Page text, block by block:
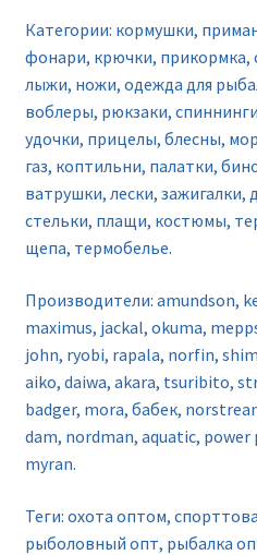
Категории: кормушки,
фонари, крючки, прикормка,
лыжи, ножи, одежда для
воблеры, рюкзаки,
удочки, прицелы, блесны,
газ, коптильни, палатки,
ватрушки, лески,
стельки, плащи, костюмы,
щепа, термобелье.
Производители: amundson,
maximus, jackal, okuma,
john, ryobi, rapala, norfin,
aiko, daiwa, akara, tsuribito,
badger, mora, бабек,
dam, nordman, aquatic,
myran.
Теги: охота оптом,
рыболовный опт, рыбалка